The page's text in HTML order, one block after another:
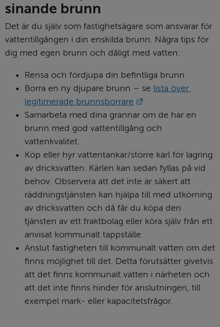
sinande brunn
Det är du själv som fastighetsägare som ansvarar för
vattentillgången i din enskilda brunn. Några tips för
dig med egen brunn och dåligt med vatten:
Rensa och fördjupa din befintliga brunn
Borra en ny djupare brunn – se lista över
legitimerade brunnsborrare
Samarbeta med dina grannar om de har en
brunn med god vattentillgång och
vattenkvalitet.
Köp eller hyr vattentankar/större kärl för lagring
av dricksvatten. Kärlen kan sedan fyllas på vid
behov. Observera att det inte är säkert att
räddningstjänsten kan hjälpa till med utkörning
av dricksvatten och då får du köpa den
tjänsten av ett fraktbolag eller köra själv från ett
anvisat kommunalt tappställe.
Anslut fastigheten till kommunalt vatten om det
finns möjlighet till det. Detta förutsätter givetvis
att det finns kommunalt vatten i närheten och
att det inte finns hinder för anslutningen, till
exempel mark- eller kapacitetsfrågor.